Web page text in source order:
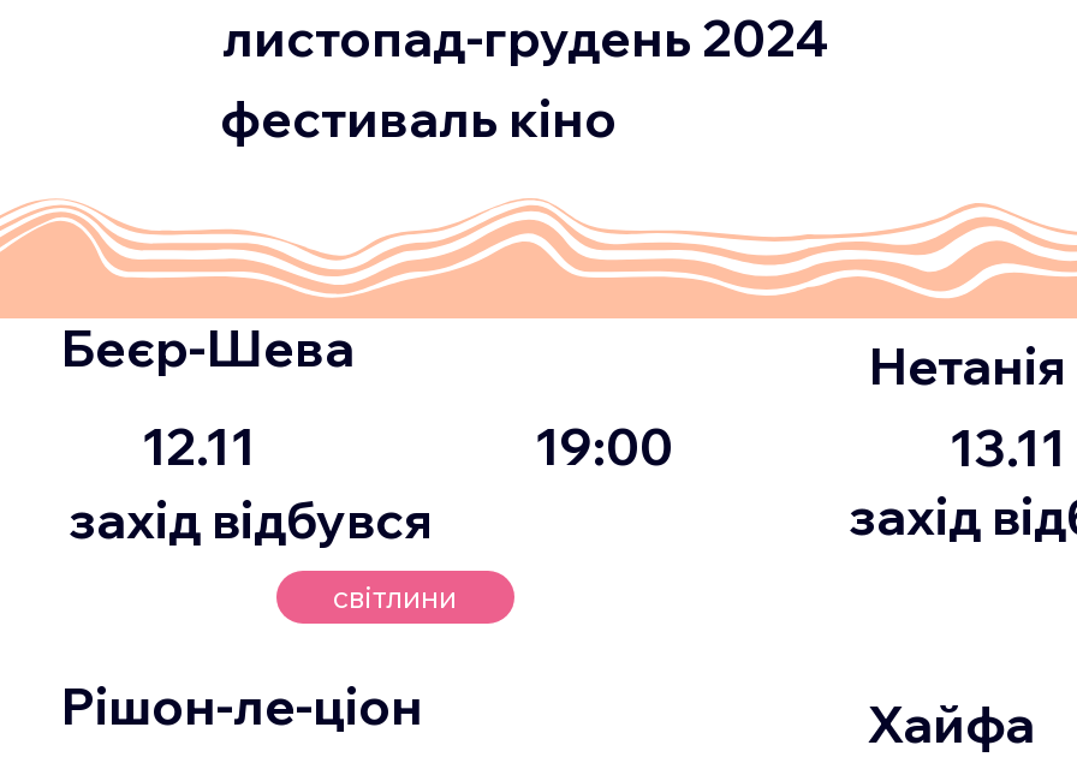
фестиваль кіно
листопад-грудень 2024
באר שבע נתניה
вже скоро
листопад-грудень 2024
12.11
19:00
13.11
Беєр-Шева Нетанія
світлини
захід відбувся
12.11
19:00
захід
13.11
Рішон-ле-ціон Хайфа